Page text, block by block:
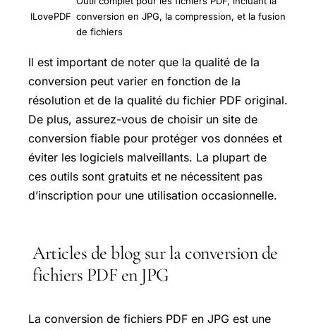
ILovePDF conversion en JPG, la compression, et la fusion
de fichiers
Il est important de noter que la qualité de la
conversion peut varier en fonction de la
résolution et de la qualité du fichier PDF original.
De plus, assurez-vous de choisir un site de
conversion fiable pour protéger vos données et
éviter les logiciels malveillants. La plupart de
ces outils sont gratuits et ne nécessitent pas
d’inscription pour une utilisation occasionnelle.
Articles de blog sur la conversion de
fichiers PDF en JPG
La conversion de fichiers PDF en JPG est une